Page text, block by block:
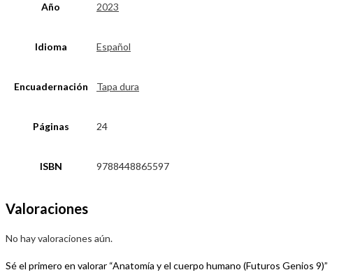
Año 2023
Idioma Español
Encuadernación Tapa dura
Páginas 24
ISBN 9788448865597
Valoraciones
No hay valoraciones aún.
Sé el primero en valorar “Anatomía y el cuerpo humano (Futuros Genios 9)”